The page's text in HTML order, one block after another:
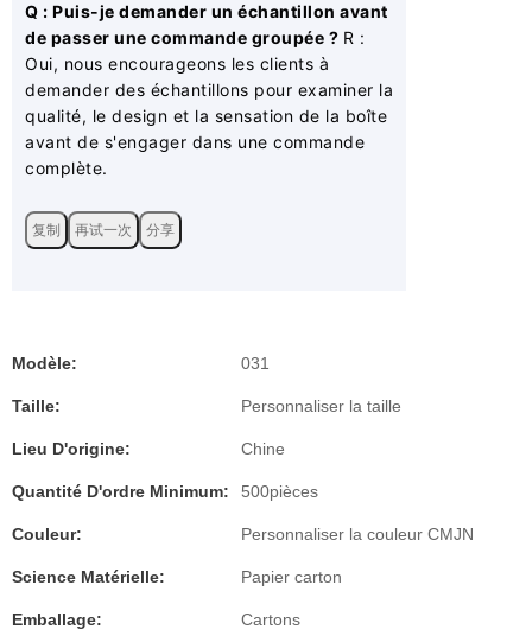
Q : Puis-je demander un échantillon avant
de passer une commande groupée ? R :
Oui, nous encourageons les clients à
demander des échantillons pour examiner la
qualité, le design et la sensation de la boîte
avant de s'engager dans une commande
complète.
复制 再试一次 分享
Modèle: 031
Taille: Personnaliser la taille
Lieu D'origine: Chine
Quantité D'ordre Minimum: 500pièces
Couleur: Personnaliser la couleur CMJN
Science Matérielle: Papier carton
Emballage: Cartons